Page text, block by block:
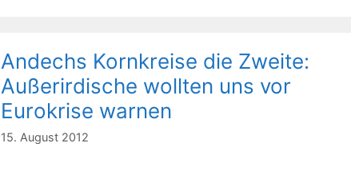
Andechs Kornkreise die Zweite:
Außerirdische wollten uns vor
Eurokrise warnen
15. August 2012